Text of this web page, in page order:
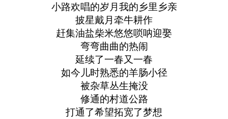
小路欢唱的岁月我的乡里乡亲
披星戴月牵牛耕作
赶集油盐柴米悠悠唢呐迎娶
弯弯曲曲的热闹
延续了一春又一春
如今儿时熟悉的羊肠小径
被杂草丛生掩没
修通的村道公路
打通了希望拓宽了梦想